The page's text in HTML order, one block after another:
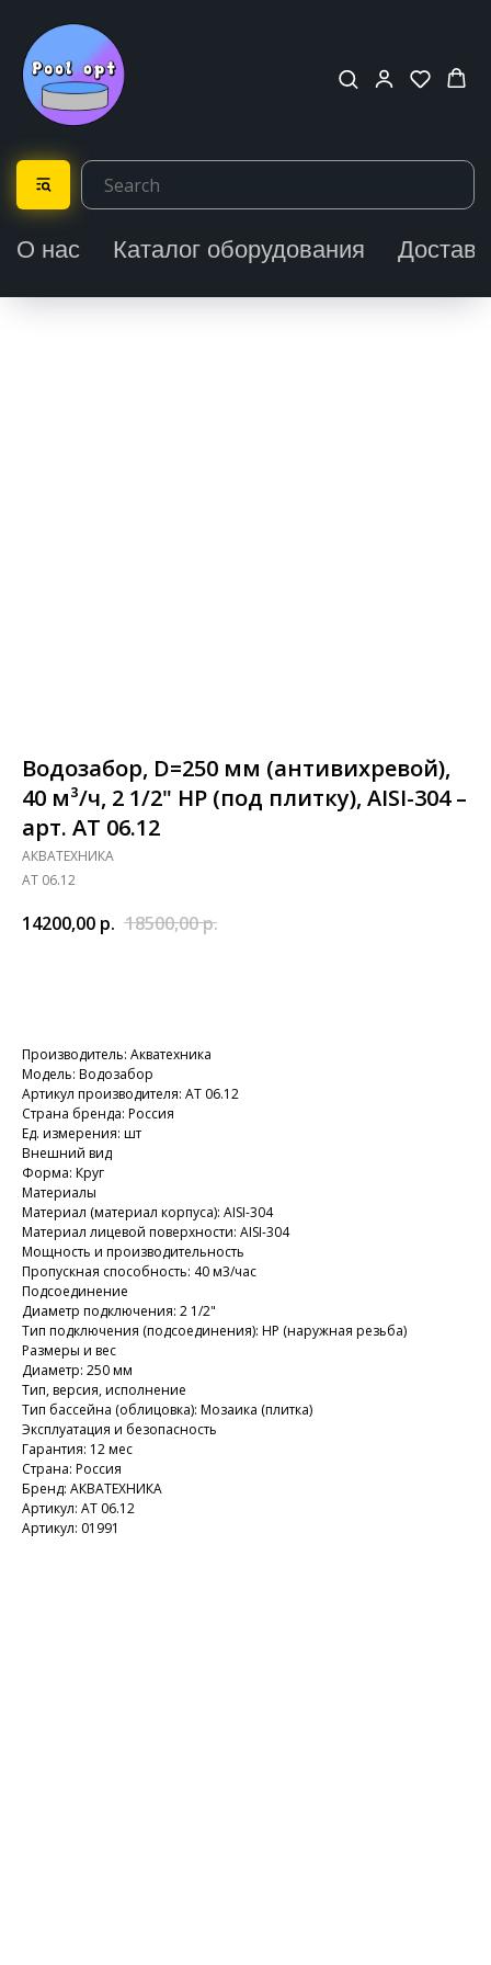
О нас Каталог оборудования
Водозабор, D=250 мм (антивихревой),
40 м³/ч, 2 1/2" НР (под плитку), AISI-304 –
арт. АТ 06.12
АКВАТЕХНИКА
АТ 06.12
14200,00 р. 18500,00р.
Производитель: Акватехника
Модель: Водозабор
Артикул производителя: АТ 06.12
Страна бренда: Россия
Ед. измерения: шт
Внешний вид
Форма: Круг
Материалы
Материал (материал корпуса): AISI-304
Материал лицевой поверхности: AISI-304
Мощность и производительность
Пропускная способность: 40 м3/час
Подсоединение
Диаметр подключения: 2 1/2"
Тип подключения (подсоединения): НР (наружная резьба)
Размеры и вес
Диаметр: 250 мм
Тип, версия, исполнение
Тип бассейна (облицовка): Мозаика (плитка)
Эксплуатация и безопасность
Гарантия: 12 мес
Страна: Россия
Бренд: АКВАТЕХНИКА
Артикул: АТ 06.12
Артикул: 01991